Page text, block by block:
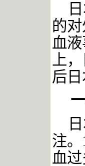
的
血
上
后
注
血